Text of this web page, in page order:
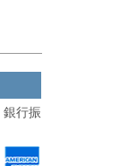
銀行振